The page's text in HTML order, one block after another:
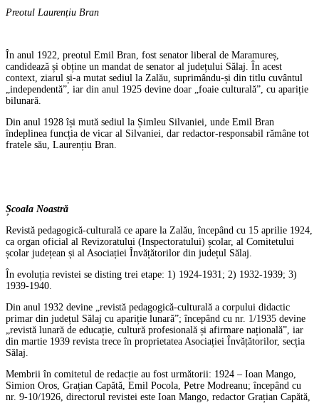
Preotul Laurențiu Bran
În anul 1922, preotul Emil Bran, fost senator liberal de Maramureș,
candidează și obține un mandat de senator al județului Sălaj. În acest
context, ziarul și-a mutat sediul la Zalău, suprimându-și din titlu cuvântul
„independentă”, iar din anul 1925 devine doar „foaie culturală”, cu apariție
bilunară.
Din anul 1928 își mută sediul la Șimleu Silvaniei, unde Emil Bran
îndeplinea funcția de vicar al Silvaniei, dar redactor-responsabil rămâne tot
fratele său, Laurențiu Bran.
Școala Noastră
Revistă pedagogică-culturală ce apare la Zalău, începând cu 15 aprilie 1924,
ca organ oficial al Revizoratului (Inspectoratului) școlar, al Comitetului
școlar județean și al Asociației Învățătorilor din județul Sălaj.
În evoluția revistei se disting trei etape: 1) 1924-1931; 2) 1932-1939; 3)
1939-1940.
Din anul 1932 devine „revistă pedagogică-culturală a corpului didactic
primar din județul Sălaj cu apariție lunară”; începând cu nr. 1/1935 devine
„revistă lunară de educație, cultură profesională și afirmare națională”, iar
din martie 1939 revista trece în proprietatea Asociației Învățătorilor, secția
Sălaj.
Membrii în comitetul de redacție au fost următorii: 1924 – Ioan Mango,
Simion Oros, Grațian Capătă, Emil Pocola, Petre Modreanu; începând cu
nr. 9-10/1926, directorul revistei este Ioan Mango, redactor Grațian Capătă,